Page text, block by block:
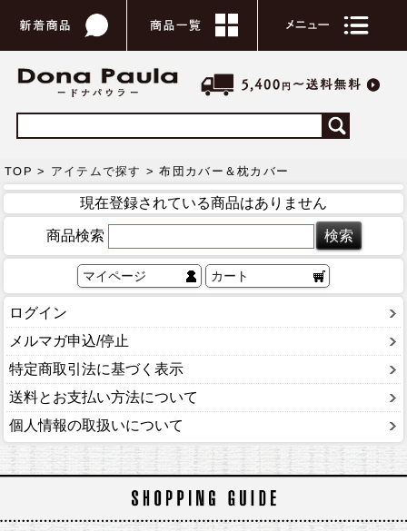
TOP > アイテムで探す > 布団カバー＆枕カバー
現在登録されている商品はありません
商品検索
マイページ カート
ログイン
メルマガ申込/停止
特定商取引法に基づく表示
送料とお支払い方法について
個人情報の取扱いについて